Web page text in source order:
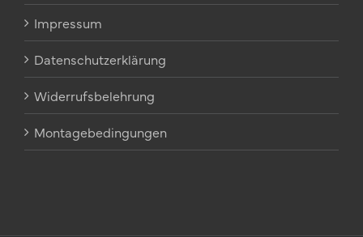
Impressum
Datenschutzerklärung
Widerrufsbelehrung
Montagebedingungen